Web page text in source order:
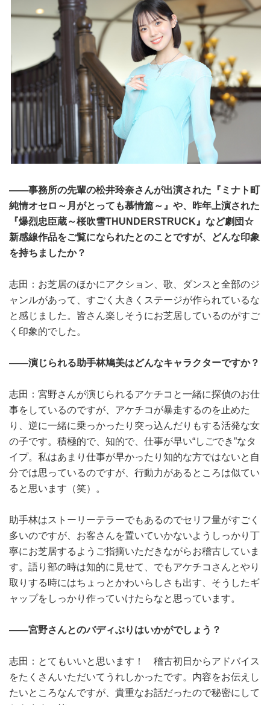
――事務所の先輩の松井玲奈さんが出演された『ミナト町
純情オセロ～月がとっても慕情篇～』や、昨年上演された
『爆烈忠臣蔵～桜吹雪THUNDERSTRUCK』など劇団☆
新感線作品をご覧になられたとのことですが、どんな印象
を持ちましたか？
志田：お芝居のほかにアクション、歌、ダンスと全部のジ
ャンルがあって、すごく大きくステージが作られているな
と感じました。皆さん楽しそうにお芝居しているのがすご
く印象的でした。
――演じられる助手林鳩美はどんなキャラクターですか？
志田：宮野さんが演じられるアケチコと一緒に探偵のお仕
事をしているのですが、アケチコが暴走するのを止めた
り、逆に一緒に乗っかったり突っ込んだりもする活発な女
の子です。積極的で、知的で、仕事が早い“しごでき”なタ
イプ。私はあまり仕事が早かったり知的な方ではないと自
分では思っているのですが、行動力があるところは似てい
ると思います（笑）。
助手林はストーリーテラーでもあるのでセリフ量がすごく
多いのですが、お客さんを置いていかないようしっかり丁
寧にお芝居するようご指摘いただきながらお稽古していま
す。語り部の時は知的に見せて、でもアケチコさんとやり
取りする時にはちょっとかわいらしさも出す、そうしたギ
ャップをしっかり作っていけたらなと思っています。
――宮野さんとのバディぶりはいかがでしょう？
志田：とてもいいと思います！ 稽古初日からアドバイス
をたくさんいただいてうれしかったです。内容をお伝えし
たいところなんですが、貴重なお話だったので秘密にして